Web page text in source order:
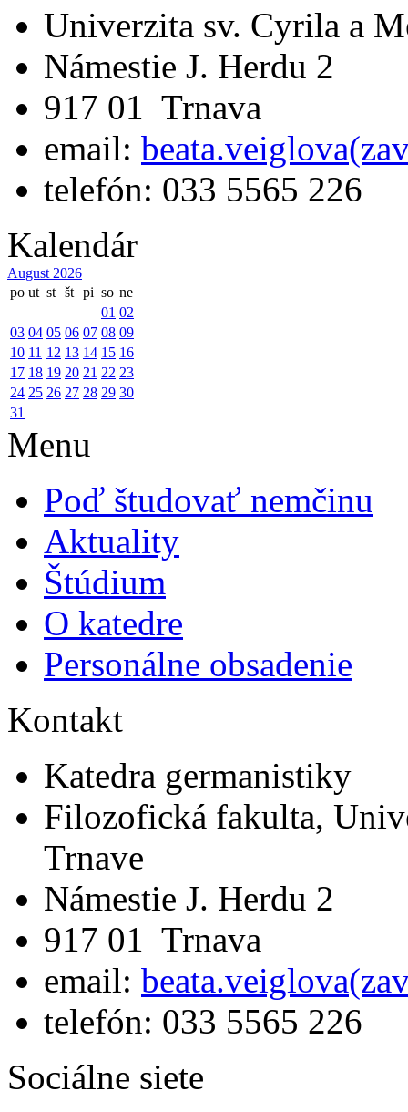
Univerzita sv. Cyrila a
Námestie J. Herdu 2
917 01 Trnava
email:
telefón: 033 5565 226
Kalendár
August 2026
po ut st št pi so ne
01 02
03 04 05 06 07 08 09
10 11 12 13 14 15 16
17 18 19 20 21 22 23
24 25 26 27 28 29 30
31
Menu
Poď študovať nemčinu
Aktuality
Štúdium
O katedre
Personálne obsadenie
Kontakt
Katedra germanistiky
Filozofická fakulta,
Trnave
Námestie J. Herdu 2
917 01 Trnava
email:
telefón: 033 5565 226
Sociálne siete